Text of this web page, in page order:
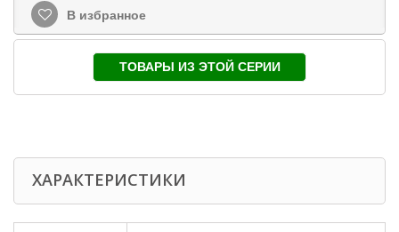
В избранное
ТОВАРЫ ИЗ ЭТОЙ СЕРИИ
ХАРАКТЕРИСТИКИ